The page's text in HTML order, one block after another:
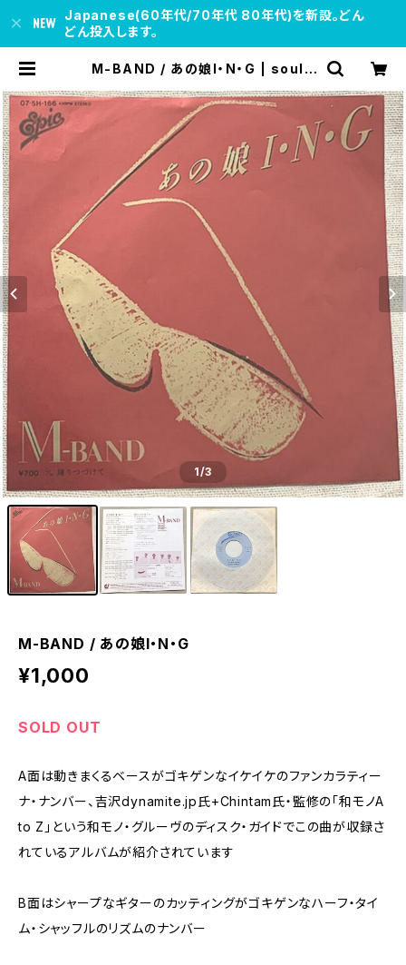
Japanese(60年代/70年代 80年代)を新設。どん
どん投入します。
M-BAND / あの娘I・N・G | soul r
1/3
M-BAND / あの娘I・N・G
¥1,000
SOLD OUT
A面は動きまくるベースがゴキゲンなイケイケのファンカラティー
ナ・ナンバー、吉沢dynamite.jp氏+Chintam氏・監修の「和モノA
to Z」という和モノ・グルーヴのディスク・ガイドでこの曲が収録さ
れているアルバムが紹介されています
B面はシャープなギターのカッティングがゴキゲンなハーフ・タイ
ム・シャッフルのリズムのナンバー